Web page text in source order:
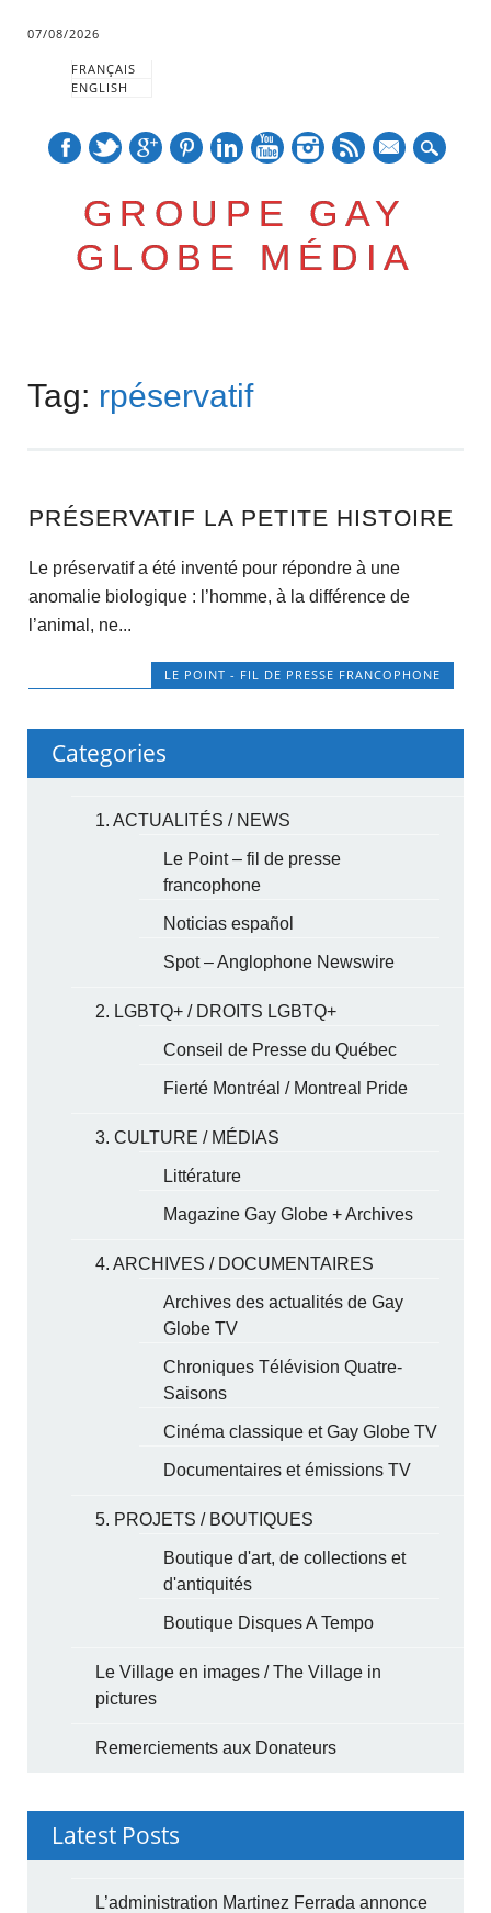
07/08/2026
FRANÇAIS
ENGLISH
GROUPE GAY
GLOBE MÉDIA
Main menu
content
Tag: rpéservatif
PRÉSERVATIF LA PETITE HISTOIRE
Le préservatif a été inventé pour répondre à une
anomalie biologique : l’homme, à la différence de
l’animal, ne...
LE POINT - FIL DE PRESSE FRANCOPHONE
Categories
1. ACTUALITÉS / NEWS
Le Point – fil de presse
francophone
Noticias español
Spot – Anglophone Newswire
2. LGBTQ+ / DROITS LGBTQ+
Conseil de Presse du Québec
Fierté Montréal / Montreal Pride
3. CULTURE / MÉDIAS
Littérature
Magazine Gay Globe + Archives
4. ARCHIVES / DOCUMENTAIRES
Archives des actualités de Gay
Globe TV
Chroniques Télévision Quatre-
Saisons
Cinéma classique et Gay Globe TV
Documentaires et émissions TV
5. PROJETS / BOUTIQUES
Boutique d'art, de collections et
d'antiquités
Boutique Disques A Tempo
Le Village en images / The Village in
pictures
Remerciements aux Donateurs
Latest Posts
L’administration Martinez Ferrada annonce